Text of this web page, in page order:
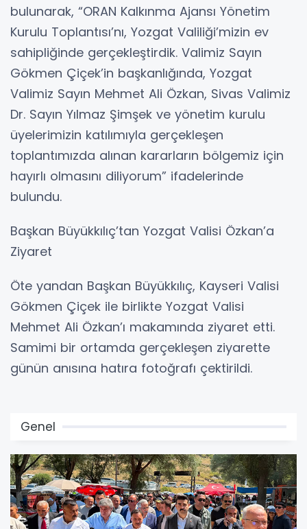
bulunarak, “ORAN Kalkınma Ajansı Yönetim
Kurulu Toplantısı’nı, Yozgat Valiliği’mizin ev
sahipliğinde gerçekleştirdik. Valimiz Sayın
Gökmen Çiçek’in başkanlığında, Yozgat
Valimiz Sayın Mehmet Ali Özkan, Sivas Valimiz
Dr. Sayın Yılmaz Şimşek ve yönetim kurulu
üyelerimizin katılımıyla gerçekleşen
toplantımızda alınan kararların bölgemiz için
hayırlı olmasını diliyorum” ifadelerinde
bulundu.
Başkan Büyükkılıç’tan Yozgat Valisi Özkan’a
Ziyaret
Öte yandan Başkan Büyükkılıç, Kayseri Valisi
Gökmen Çiçek ile birlikte Yozgat Valisi
Mehmet Ali Özkan’ı makamında ziyaret etti.
Samimi bir ortamda gerçekleşen ziyarette
günün anısına hatıra fotoğrafı çektirildi.
Genel